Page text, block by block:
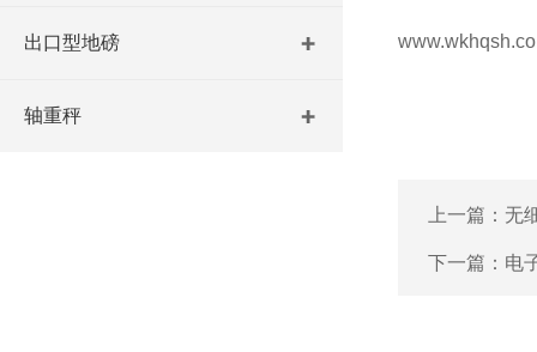
出口型地磅
轴重秤
上一篇： 无
下一篇： 电